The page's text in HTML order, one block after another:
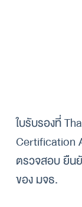
ใบรับรองที่
Certification
ตรวจสอบ ยืน
ของ มจธ.